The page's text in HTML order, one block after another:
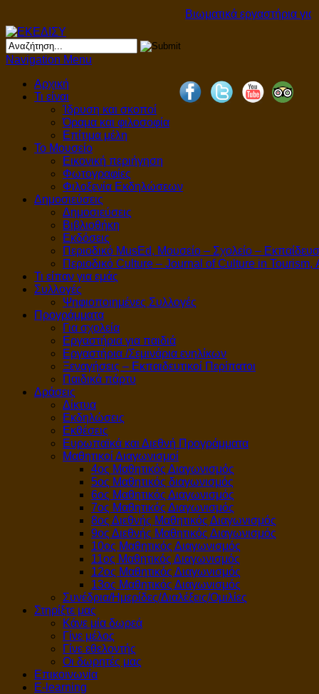
Βιωματικά εργαστήρια για
Navigation Menu
Αρχική
Τι είναι
Ίδρυση και σκοποί
Όραμα και φιλοσοφία
Επίτιμα μέλη
Το Μουσείο
Εικονική περιήγηση
Φωτογραφίες
Φιλοξενία Εκδηλώσεων
Δημοσιεύσεις
Δημοσιεύσεις
Βιβλιοθήκη
Εκδόσεις
Περιοδικό MusEd, Μουσείο – Σχολείο –
Περιοδικό Culture – Journal of Culture in
Τι είπαν για εμάς
Συλλογές
Ψηφιοποιημένες Συλλογές
Προγράμματα
Για σχολεία
Εργαστήρια για παιδιά
Εργαστήρια /Σεμινάρια ενηλίκων
Ξεναγήσεις – Εκπαιδευτικοί Περίπατοι
Παιδικά πάρτυ
Δράσεις
Δίκτυα
Εκδηλώσεις
Εκθέσεις
Ευρωπαϊκά και Διεθνή Προγράμματα
Μαθητικοί Διαγωνισμοί
4ος Μαθητικός Διαγωνισμός
5ος Μαθητικός διαγωνισμός
6ος Μαθητικός Διαγωνισμός
7ος Μαθητικός Διαγωνισμός
8ος Διεθνής Μαθητικός Διαγωνισμός
9ος Διεθνής Μαθητικός Διαγωνισμός
10ος Μαθητικός Διαγωνισμός
11ος Μαθητικός Διαγωνισμός
12ος Μαθητικός Διαγωνισμός
13ος Μαθητικός Διαγωνισμός
Συνέδρια/Ημερίδες/Διαλέξεις/Ομιλίες
Στηρίξτε μας
Κάνε μία δωρεά
Γίνε μέλος
Γίνε εθελοντής
Οι δωρητές μας
Επικοινωνία
E-learning